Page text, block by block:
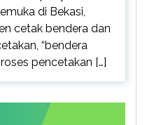
di Bekasi,
cetak bendera dan
“bendera
pencetakan […]